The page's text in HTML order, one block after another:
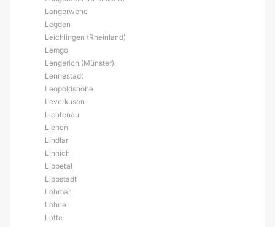
Langerwehe
Legden
Leichlingen (Rheinland)
Lemgo
Lengerich (Münster)
Lennestadt
Leopoldshöhe
Leverkusen
Lichtenau
Lienen
Lindlar
Linnich
Lippetal
Lippstadt
Lohmar
Löhne
Lotte